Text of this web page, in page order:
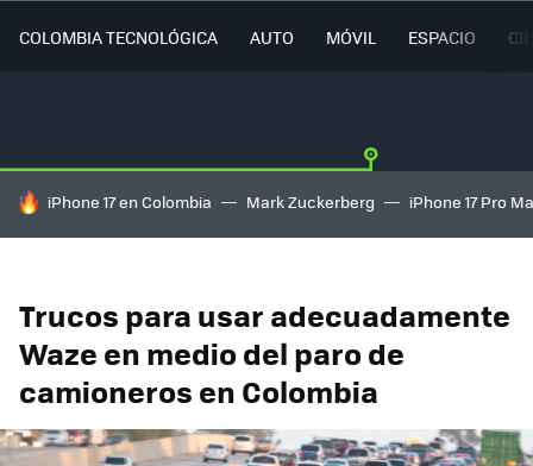
COLOMBIA TECNOLÓGICA AUTO MÓVIL ESPACIO
HOY SE HABLA DE
iPhone 17 en Colombia Mark Zuckerberg iPhone 17 Pro
Trucos para usar adecuadamente
Waze en medio del paro de
camioneros en Colombia